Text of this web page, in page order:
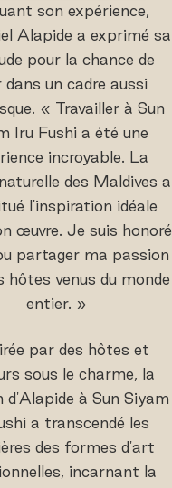
son expérience,
Alapide a exprimé sa
pour la chance de
dans un cadre aussi
« Travailler à Sun
Iru Fushi a été une
incroyable. La
des Maldives a
l'inspiration idéale
œuvre. Je suis honoré
partager ma passion
hôtes venus du monde
entier. »
par des hôtes et
sous le charme, la
d'Alapide à Sun Siyam
a transcendé les
des formes d'art
incarnant la